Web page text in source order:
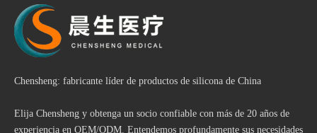
Chensheng: fabricante líder de productos de silicona de China
Elija Chensheng y obtenga un socio confiable con más de 20 años de
experiencia en OEM/ODM. Entendemos profundamente sus necesidades